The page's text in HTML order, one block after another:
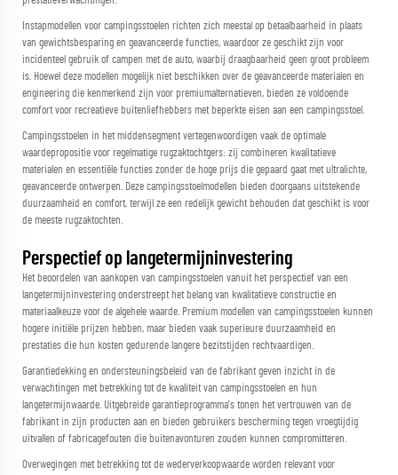
Instapmodellen voor campingsstoelen richten zich meestal op betaalbaarheid in plaats
van gewichtsbesparing en geavanceerde functies, waardoor ze geschikt zijn voor
incidenteel gebruik of campen met de auto, waarbij draagbaarheid geen groot probleem
is. Hoewel deze modellen mogelijk niet beschikken over de geavanceerde materialen en
engineering die kenmerkend zijn voor premiumalternatieven, bieden ze voldoende
comfort voor recreatieve buitenliefhebbers met beperkte eisen aan een campingsstoel.
Campingsstoelen in het middensegment vertegenwoordigen vaak de optimale
waardepropositie voor regelmatige rugzaktochtgers: zij combineren kwalitatieve
materialen en essentiële functies zonder de hoge prijs die gepaard gaat met ultralichte,
geavanceerde ontwerpen. Deze campingsstoelmodellen bieden doorgaans uitstekende
duurzaamheid en comfort, terwijl ze een redelijk gewicht behouden dat geschikt is voor
de meeste rugzaktochten.
Perspectief op langetermijninvestering
Het beoordelen van aankopen van campingsstoelen vanuit het perspectief van een
langetermijninvestering onderstreept het belang van kwalitatieve constructie en
materiaalkeuze voor de algehele waarde. Premium modellen van campingsstoelen kunnen
hogere initiële prijzen hebben, maar bieden vaak superieure duurzaamheid en
prestaties die hun kosten gedurende langere bezitstijden rechtvaardigen.
Garantiedekking en ondersteuningsbeleid van de fabrikant geven inzicht in de
verwachtingen met betrekking tot de kwaliteit van campingsstoelen en hun
langetermijnwaarde. Uitgebreide garantieprogramma's tonen het vertrouwen van de
fabrikant in zijn producten aan en bieden gebruikers bescherming tegen vroegtijdig
uitvallen of fabricagefouten die buitenavonturen zouden kunnen compromitteren.
Overwegingen met betrekking tot de wederverkoopwaarde worden relevant voor